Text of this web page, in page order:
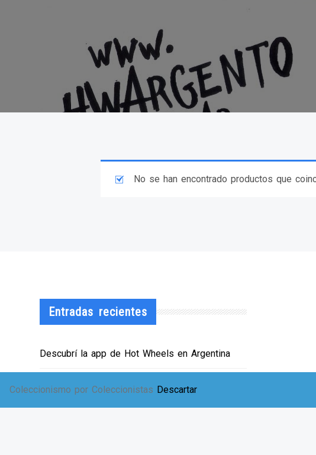
Coleccionismo por Coleccionistas Descartar
No se han encontrado productos que
Entradas recientes
Descubrí la app de Hot Wheels en Argentina
EXPO SOLIDARIA